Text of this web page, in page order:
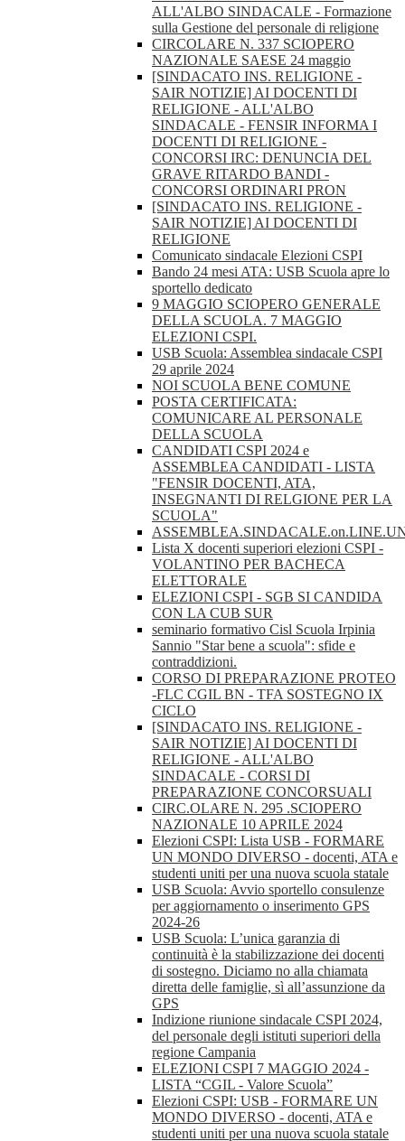
ALL'ALBO SINDACALE - Formazione
sulla Gestione del personale di religione
CIRCOLARE N. 337 SCIOPERO
NAZIONALE SAESE 24 maggio
[SINDACATO INS. RELIGIONE -
SAIR NOTIZIE] AI DOCENTI DI
RELIGIONE - ALL'ALBO
SINDACALE - FENSIR INFORMA I
DOCENTI DI RELIGIONE -
CONCORSI IRC: DENUNCIA DEL
GRAVE RITARDO BANDI -
CONCORSI ORDINARI PRON
[SINDACATO INS. RELIGIONE -
SAIR NOTIZIE] AI DOCENTI DI
RELIGIONE
Comunicato sindacale Elezioni CSPI
Bando 24 mesi ATA: USB Scuola apre lo
sportello dedicato
9 MAGGIO SCIOPERO GENERALE
DELLA SCUOLA. 7 MAGGIO
ELEZIONI CSPI.
USB Scuola: Assemblea sindacale CSPI
29 aprile 2024
NOI SCUOLA BENE COMUNE
POSTA CERTIFICATA:
COMUNICARE AL PERSONALE
DELLA SCUOLA
CANDIDATI CSPI 2024 e
ASSEMBLEA CANDIDATI - LISTA
"FENSIR DOCENTI, ATA,
INSEGNANTI DI RELGIONE PER LA
SCUOLA"
Lista X docenti superiori elezioni CSPI -
VOLANTINO PER BACHECA
ELETTORALE
ELEZIONI CSPI - SGB SI CANDIDA
CON LA CUB SUR
seminario formativo Cisl Scuola Irpinia
Sannio "Star bene a scuola": sfide e
contraddizioni.
CORSO DI PREPARAZIONE PROTEO
-FLC CGIL BN - TFA SOSTEGNO IX
CICLO
[SINDACATO INS. RELIGIONE -
SAIR NOTIZIE] AI DOCENTI DI
RELIGIONE - ALL'ALBO
SINDACALE - CORSI DI
PREPARAZIONE CONCORSUALI
CIRC.OLARE N. 295 .SCIOPERO
NAZIONALE 10 APRILE 2024
Elezioni CSPI: Lista USB - FORMARE
UN MONDO DIVERSO - docenti, ATA e
studenti uniti per una nuova scuola statale
USB Scuola: Avvio sportello consulenze
per aggiornamento o inserimento GPS
2024-26
USB Scuola: L’unica garanzia di
continuità è la stabilizzazione dei docenti
di sostegno. Diciamo no alla chiamata
diretta delle famiglie, sì all’assunzione da
GPS
Indizione riunione sindacale CSPI 2024,
del personale degli istituti superiori della
regione Campania
ELEZIONI CSPI 7 MAGGIO 2024 -
LISTA “CGIL - Valore Scuola”
Elezioni CSPI: USB - FORMARE UN
MONDO DIVERSO - docenti, ATA e
studenti uniti per una nuova scuola statale